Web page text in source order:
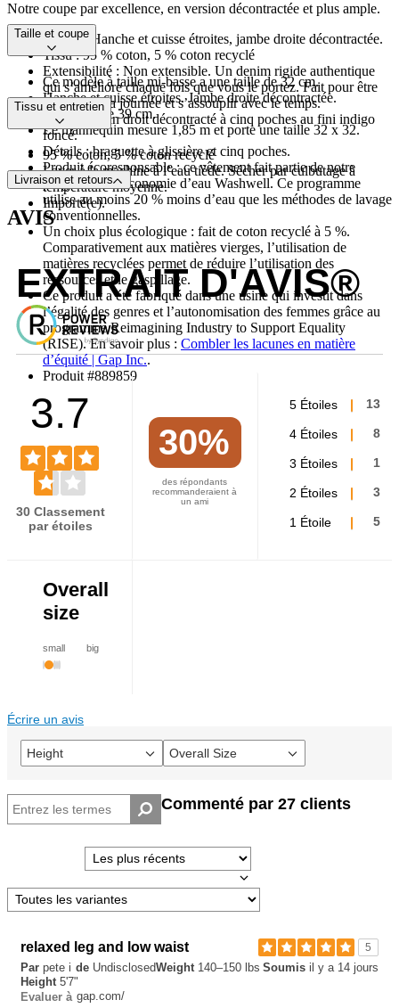
Notre coupe par excellence, en version décontractée et plus ample.
Coupe : Hanche et cuisse étroites, jambe droite décontractée.
Tissu : 95 % coton, 5 % coton recyclé
Extensibilité : Non extensible. Un denim rigide authentique
qui s’améliore chaque fois que vous le portez. Fait pour être
porté toute la journée et s’assouplir avec le temps. ​
Modèle : jean droit décontracté à cinq poches au fini indigo
foncé.
Détails : braguette à glissière et cinq poches.
Produit écoresponsable : ce vêtement fait partie de notre
programme d’économie d’eau Washwell. Ce programme
utilise au moins 20 % moins d’eau que les méthodes de lavage
conventionnelles.
Un choix plus écologique : fait de coton recyclé à 5 %.
Comparativement aux matières vierges, l’utilisation de
matières recyclées permet de réduire l’utilisation des
ressources et le gaspillage.
Ce produit a été fabriqué dans une usine qui investit dans
l’égalité des genres et l’autonomisation des femmes grâce au
programme Reimagining Industry to Support Equality
(RISE). En savoir plus : Combler les lacunes en matière
d’équité | Gap Inc..
Produit #889859
Taille et coupe
Ce modèle à taille mi-basse a une taille de 32 cm.
Hanche et cuisse étroites. Jambe droite décontractée. ​
Extrémité de 39 cm.​
Le mannequin mesure 1,85 m et porte une taille 32 x 32.
Tissu et entretien
95 % coton, 5 % coton recyclé
Laver à la machine à l’eau tiède. Sécher par culbutage à
température moyenne.
Importé(e).
Livraison et retours
AVIS
EXTRAIT D'AVIS®
3.7
30 Classement
par étoiles
30%
des répondants
recommanderaient à
un ami
5 Étoiles 13
4 Étoiles 8
3 Étoiles 1
2 Étoiles 3
1 Étoile 5
Overall
size
small big
Écrire un avis
Height
Français Overall Size
Français
Commenté par 27 clients
5
relaxed leg and low waist
Soumis il y a 14 jours
Par pete i de UndisclosedWeight 140–150 lbs
Height 5'7"
Evaluer à gap.com/